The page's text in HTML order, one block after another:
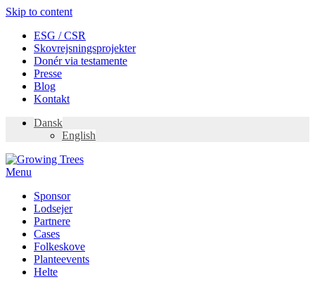
Skip to content
ESG / CSR
Skovrejsningsprojekter
Donér via testamente
Presse
Blog
Kontakt
Dansk
English
Menu
Sponsor
Lodsejer
Partnere
Cases
Folkeskove
Planteevents
Helte